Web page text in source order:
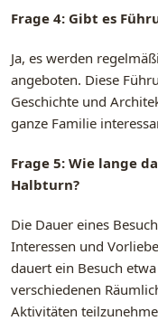
Frage 4: Gibt es
Ja, es werden
angeboten. Diese
Geschichte und
ganze Familie
Frage 5: Wie lange
Halbturn?
Die Dauer eines
Interessen und
dauert ein Besuch
verschiedenen
Aktivitäten